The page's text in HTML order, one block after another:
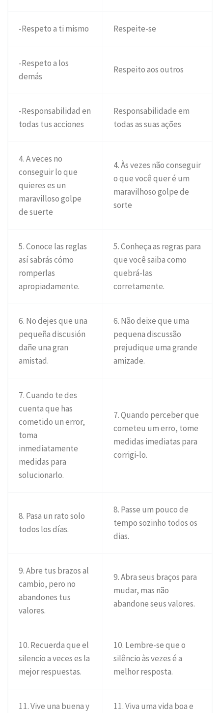
-Respeto a ti mismo Respeite-se
-Respeto a los
demás
Respeito aos outros
-Responsabilidad en
todas tus acciones
Responsabilidade em
todas as suas ações
4. A veces no
conseguir lo que
quieres es un
maravilloso golpe
de suerte
4. Às vezes não conseguir
o que você quer é um
maravilhoso golpe de
sorte
5. Conoce las reglas
así sabrás cómo
romperlas
apropiadamente.
5. Conheça as regras para
que você saiba como
quebrá-las
corretamente.
6. No dejes que una
pequeña discusión
dañe una gran
amistad.
6. Não deixe que uma
pequena discussão
prejudique uma grande
amizade.
7. Cuando te des
cuenta que has
cometido un error,
toma
inmediatamente
medidas para
solucionarlo.
7. Quando perceber que
cometeu um erro, tome
medidas imediatas para
corrigi-lo.
8. Pasa un rato solo
todos los días.
8. Passe um pouco de
tempo sozinho todos os
dias.
9. Abre tus brazos al
cambio, pero no
abandones tus
valores.
9. Abra seus braços para
mudar, mas não
abandone seus valores.
10. Recuerda que el
silencio a veces es la
mejor respuestas.
10. Lembre-se que o
silêncio às vezes é a
melhor resposta.
11. Vive una buena y 11. Viva uma vida boa e